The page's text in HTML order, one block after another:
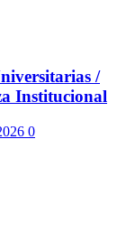
/
Institucional
0